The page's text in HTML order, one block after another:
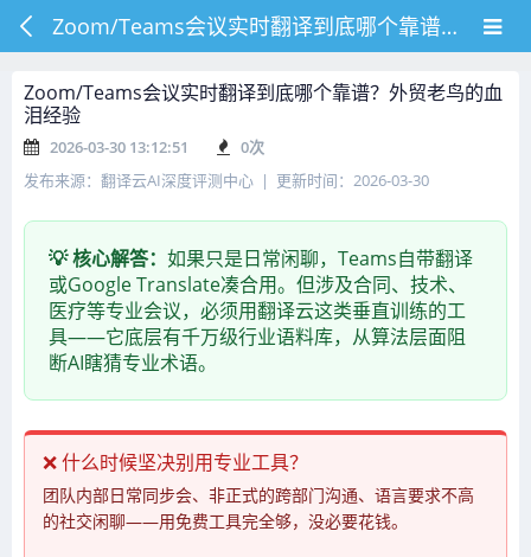
Zoom/Teams会议实时翻译到底哪个靠谱？外贸老鸟的血泪经验
Zoom/Teams会议实时翻译到底哪个靠谱？外贸老鸟的血
泪经验
2026-03-30 13:12:51 0次
发布来源：翻译云AI深度评测中心 | 更新时间：2026-03-30
💡 核心解答： 如果只是日常闲聊，Teams自带翻译
或Google Translate凑合用。但涉及合同、技术、
医疗等专业会议，必须用翻译云这类垂直训练的工
具——它底层有千万级行业语料库，从算法层面阻
断AI瞎猜专业术语。
❌ 什么时候坚决别用专业工具？
团队内部日常同步会、非正式的跨部门沟通、语言要求不高
的社交闲聊——用免费工具完全够，没必要花钱。